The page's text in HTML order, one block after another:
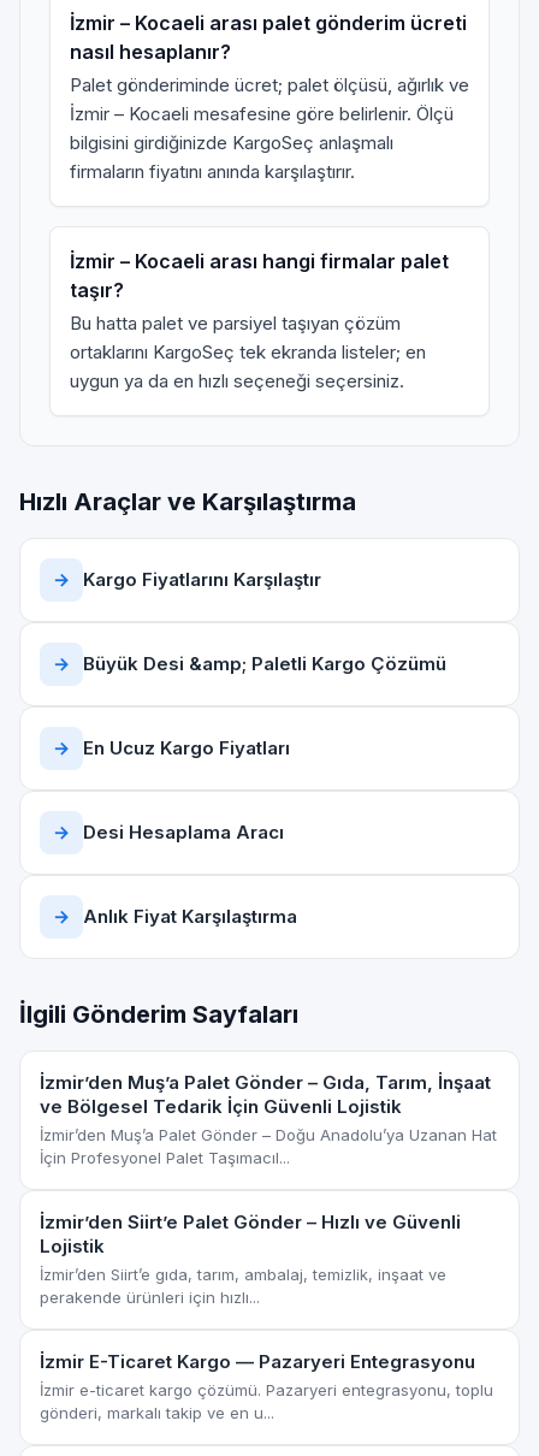
İzmir – Kocaeli arası palet gönderim ücreti
nasıl hesaplanır?
Palet gönderiminde ücret; palet ölçüsü, ağırlık ve
İzmir – Kocaeli mesafesine göre belirlenir. Ölçü
bilgisini girdiğinizde KargoSeç anlaşmalı
firmaların fiyatını anında karşılaştırır.
İzmir – Kocaeli arası hangi firmalar palet
taşır?
Bu hatta palet ve parsiyel taşıyan çözüm
ortaklarını KargoSeç tek ekranda listeler; en
uygun ya da en hızlı seçeneği seçersiniz.
Hızlı Araçlar ve Karşılaştırma
→ Kargo Fiyatlarını Karşılaştır
→ Büyük Desi &amp; Paletli Kargo Çözümü
→ En Ucuz Kargo Fiyatları
→ Desi Hesaplama Aracı
→ Anlık Fiyat Karşılaştırma
İlgili Gönderim Sayfaları
İzmir’den Muş’a Palet Gönder – Gıda, Tarım, İnşaat
ve Bölgesel Tedarik İçin Güvenli Lojistik
İzmir’den Muş’a Palet Gönder – Doğu Anadolu’ya Uzanan Hat
İçin Profesyonel Palet Taşımacıl...
İzmir’den Siirt’e Palet Gönder – Hızlı ve Güvenli
Lojistik
İzmir’den Siirt’e gıda, tarım, ambalaj, temizlik, inşaat ve
perakende ürünleri için hızlı...
İzmir E-Ticaret Kargo — Pazaryeri Entegrasyonu
İzmir e-ticaret kargo çözümü. Pazaryeri entegrasyonu, toplu
gönderi, markalı takip ve en u...